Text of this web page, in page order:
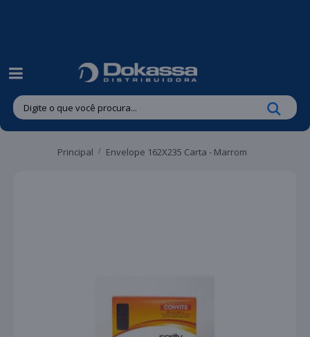
Principal Envelope 162X235 Carta - Marrom